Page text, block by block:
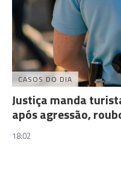
CASOS DO DIA
Justiça manda
após agressão,
18:02